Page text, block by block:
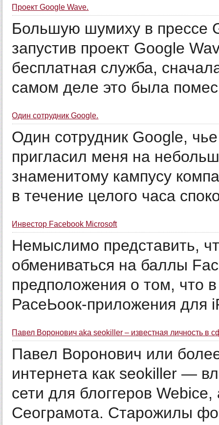
Проект Google Wave.
Большую шумиху в прессе
запустив проект Google
бесплатная служба,
самом деле это была
Один сотрудник Google.
Один сотрудник Google,
пригласил меня на
знаменитому кампусу
в течение целого часа
Инвестор Facebook Microsoft
Немыслимо представить,
обмениваться на баллы
предположения о том, что
РасеЬоок-приложения для
Павел Воронович aka seokiller – известная личность в
Павел Воронович или
интернета как seokiller —
сети для блоггеров
Сеограмота. Старожилы